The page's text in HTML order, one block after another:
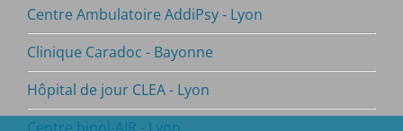
Centre Ambulatoire AddiPsy - Lyon
Clinique Caradoc - Bayonne
Hôpital de jour CLEA - Lyon